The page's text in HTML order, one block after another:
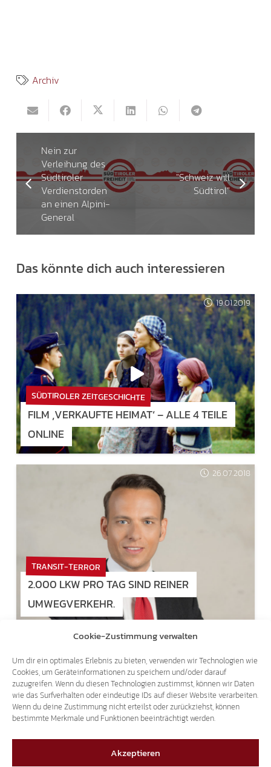
Cookie-Zustimmung verwalten
Um dir ein optimales Erlebnis zu bieten, verwenden wir Technologien wie
Cookies, um Geräteinformationen zu speichern und/oder darauf
zuzugreifen. Wenn du diesen Technologien zustimmst, können wir Daten
wie das Surfverhalten oder eindeutige IDs auf dieser Website verarbeiten.
Wenn du deine Zustimmung nicht erteilst oder zurückziehst, können
bestimmte Merkmale und Funktionen beeinträchtigt werden.
Akzeptieren
Archiv
Nein zur
Verleihung des
Südtiroler
Verdienstorden
an einen Alpini-
General
"Schweiz will
Südtirol"
Das könnte dich auch interessieren
19.01.2019
SÜDTIROLER ZEITGESCHICHTE
FILM ‚VERKAUFTE HEIMAT‘ – ALLE 4 TEILE
ONLINE
26.07.2018
TRANSIT-TERROR
2.000 LKW PRO TAG SIND REINER
UMWEGVERKEHR.